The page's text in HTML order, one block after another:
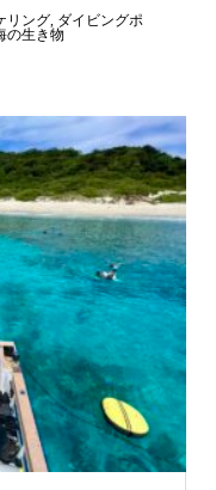
リング, ダイビングポ
の生き物